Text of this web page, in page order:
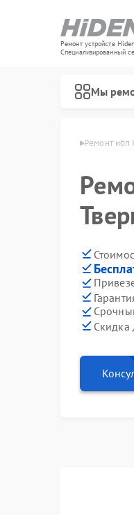
Ремонт устройств Hiden
Специализированный
Мы
ибп Hiden в Твери Ремонт ибп
Скидка